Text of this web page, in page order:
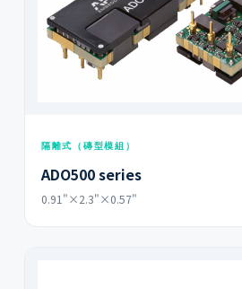
隔離式（磚型模組）
ADO500 series
0.91"×2.3"×0.57"